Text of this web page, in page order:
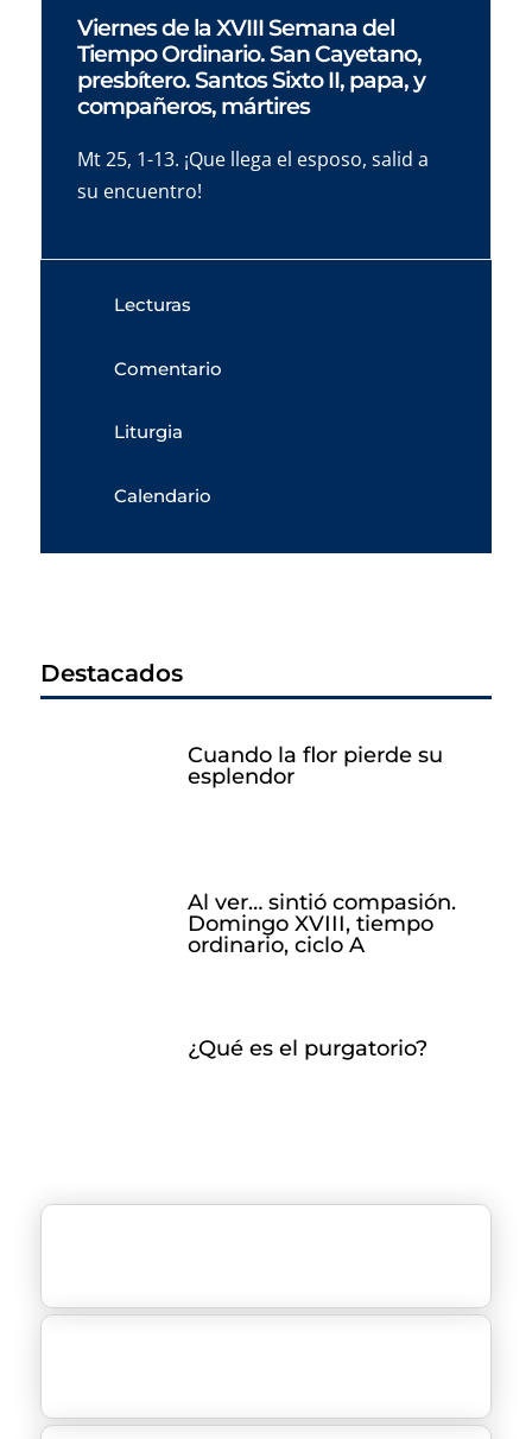
Viernes de la XVIII Semana del
Tiempo Ordinario. San Cayetano,
presbítero. Santos Sixto II, papa, y
compañeros, mártires
Mt 25, 1-13. ¡Que llega el esposo, salid a
su encuentro!
Lecturas
Comentario
Liturgia
Calendario
Destacados
Cuando la flor pierde su
esplendor
Al ver… sintió compasión.
Domingo XVIII, tiempo
ordinario, ciclo A
¿Qué es el purgatorio?